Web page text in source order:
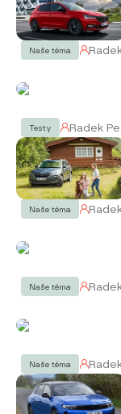
Naše téma
Testy Radek
Naše téma
Naše téma
Naše téma